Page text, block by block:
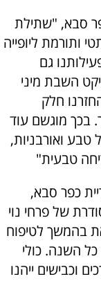
סבא, "שתילת
ותורמת ליופייה
גם
השבת מיני
חלק
בכך מוגשם עוד
טבע ואורבניות,
טבעית"
כפר סבא,
של פרחי נוי
בהמשך לטיפוח
השנה. כולי
וכבישים ייהנו